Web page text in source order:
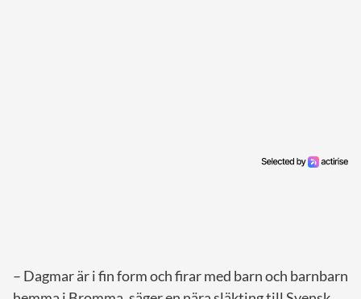
– Dagmar är i fin form och firar med barn och barnbarn